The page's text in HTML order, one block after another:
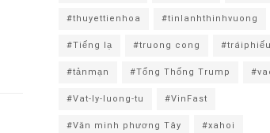
#thuyettienhoa
#tinlanhthinhvuong
#Tiếng lạ
#truong cong
#tráiphiếu
#tảnmạn
#Tổng Thống Trump
#Vat-ly-luong-tu
#VinFast
#Văn minh phương Tây
#xahoi